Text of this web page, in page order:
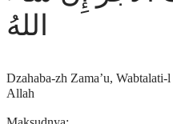
اللهُ
Dzahaba-zh Zama’u,
Allah